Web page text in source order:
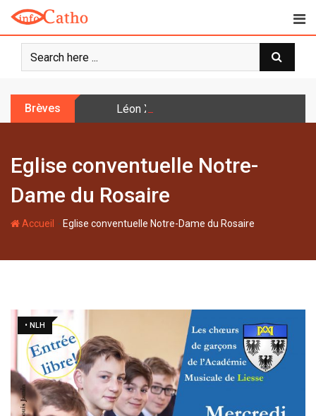
o
Brèves Léon XIV: la prière n’est pas une
Eglise conventuelle Notre-
Dame du Rosaire
Accueil - Eglise conventuelle Notre-Dame du Rosaire
• NLH